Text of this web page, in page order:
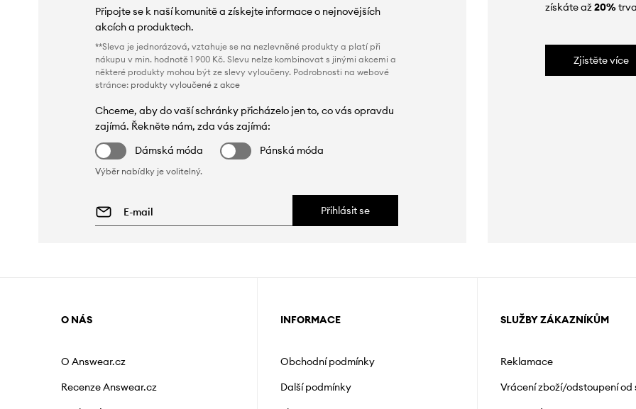
Připojte se k naší komunitě a získejte informace o nejnovějších
akcích a produktech.
**Sleva je jednorázová, vztahuje se na nezlevněné produkty a platí při
nákupu v min. hodnotě 1 900 Kč. Slevu nelze kombinovat s jinými akcemi a
některé produkty mohou být ze slevy vyloučeny. Podrobnosti na webové
stránce: produkty vyloučené z akce
Chceme, aby do vaší schránky přicházelo jen to, co vás opravdu
zajímá. Řekněte nám, zda vás zajímá:
Dámská móda
Pánská móda
Výběr nabídky je volitelný.
Přihlásit se
získáte až20%
Zjistěte více
O NÁS
O Answear.cz
Recenze Answear.cz
INFORMACE
Obchodní podmínky
Další podmínky
SLUŽBY ZÁKAZNÍKŮM
Reklamace
Vrácení zboží/odstoupení od